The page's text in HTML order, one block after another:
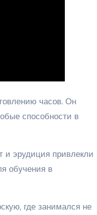
часов. Он
способности в
и эрудиция привлекли
обучения в
где занимался не